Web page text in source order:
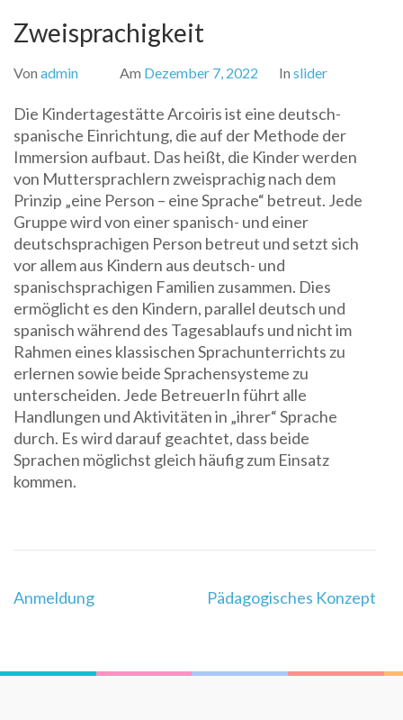
Zweisprachigkeit
Von admin Am Dezember 7, 2022 In slider
Die Kindertagestätte Arcoiris ist eine deutsch-
spanische Einrichtung, die auf der Methode der
Immersion aufbaut. Das heißt, die Kinder werden
von Muttersprachlern zweisprachig nach dem
Prinzip „eine Person – eine Sprache“ betreut. Jede
Gruppe wird von einer spanisch- und einer
deutschsprachigen Person betreut und setzt sich
vor allem aus Kindern aus deutsch- und
spanischsprachigen Familien zusammen. Dies
ermöglicht es den Kindern, parallel deutsch und
spanisch während des Tagesablaufs und nicht im
Rahmen eines klassischen Sprachunterrichts zu
erlernen sowie beide Sprachensysteme zu
unterscheiden. Jede BetreuerIn führt alle
Handlungen und Aktivitäten in „ihrer“ Sprache
durch. Es wird darauf geachtet, dass beide
Sprachen möglichst gleich häufig zum Einsatz
kommen.
Beitragsnavigation
Anmeldung Pädagogisches Konzept